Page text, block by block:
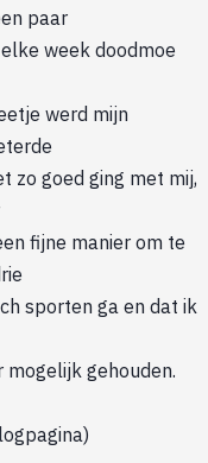
paar
week doodmoe
werd mijn
zo goed ging met mij,
fijne manier om te
sporten ga en dat ik
gehouden.